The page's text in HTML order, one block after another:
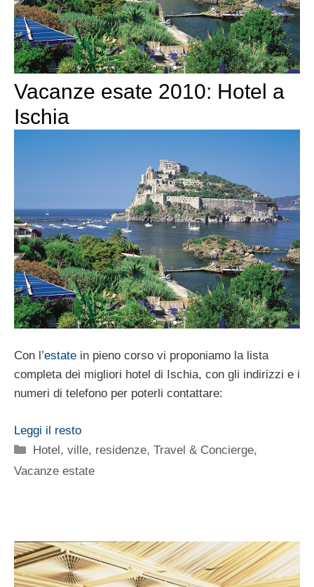
Vacanze esate 2010: Hotel a
Ischia
Con l’estate in pieno corso vi proponiamo la lista
completa dei migliori hotel di Ischia, con gli indirizzi e i
numeri di telefono per poterli contattare:
Leggi il resto
Categorie
Hotel, ville, residenze,Travel & Concierge,
Vacanze estate